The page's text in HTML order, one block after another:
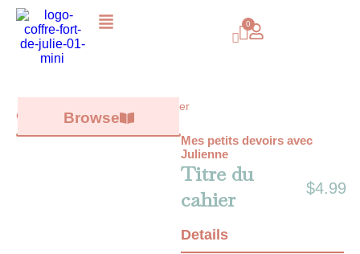
Catalog / All books/
Titre du cahier
Browse
Mes petits devoirs avec
Julienne
Titre du
cahier
$4.99
Details